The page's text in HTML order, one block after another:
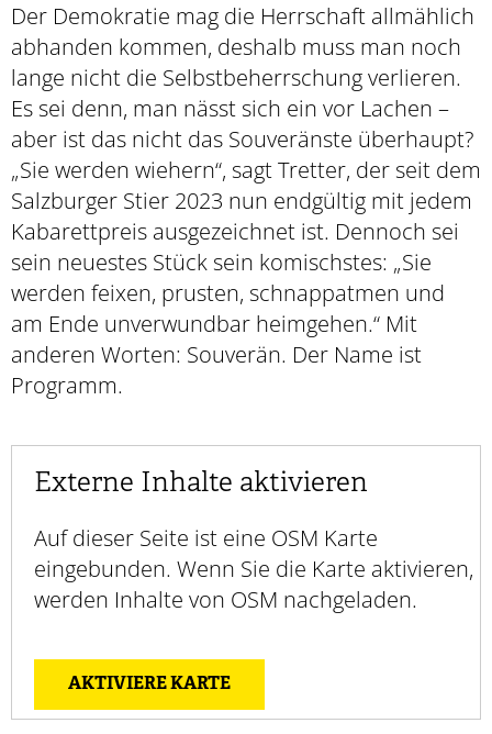
Der Demokratie mag die Herrschaft allmählich
abhanden kommen, deshalb muss man noch
lange nicht die Selbstbeherrschung verlieren.
Es sei denn, man nässt sich ein vor Lachen –
aber ist das nicht das Souveränste überhaupt?
„Sie werden wiehern“, sagt Tretter, der seit dem
Salzburger Stier 2023 nun endgültig mit jedem
Kabarettpreis ausgezeichnet ist. Dennoch sei
sein neuestes Stück sein komischstes: „Sie
werden feixen, prusten, schnappatmen und
am Ende unverwundbar heimgehen.“ Mit
anderen Worten: Souverän. Der Name ist
Programm.
Externe Inhalte aktivieren
Auf dieser Seite ist eine OSM Karte
eingebunden. Wenn Sie die Karte aktivieren,
werden Inhalte von OSM nachgeladen.
AKTIVIERE KARTE